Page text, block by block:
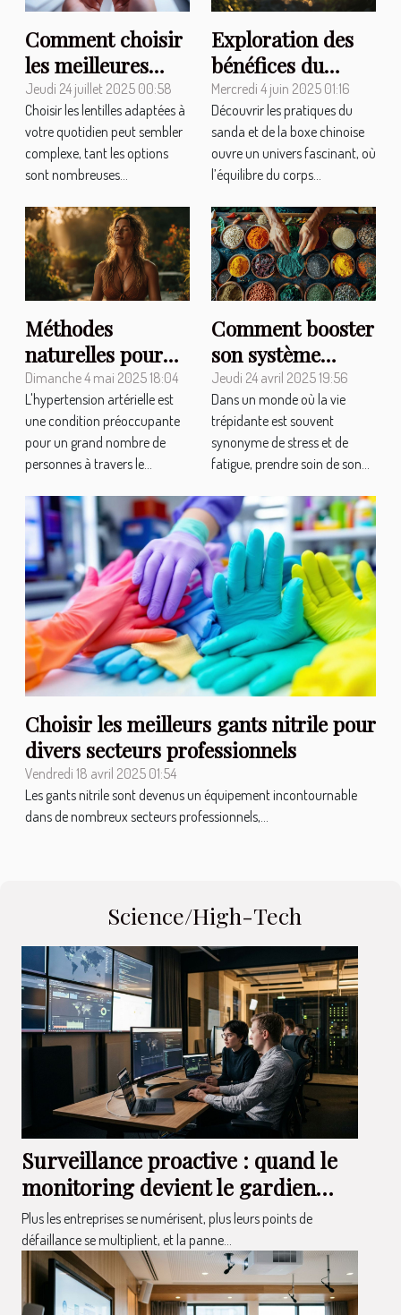
Comment choisir
les meilleures
lentilles adaptées
à votre quotidien
?
Jeudi 24 juillet 2025 00:58
Choisir les lentilles adaptées à
votre quotidien peut sembler
complexe, tant les options
sont nombreuses...
Exploration des
bénéfices du
sanda et de la
boxe chinoise
pour la santé
mentale
Mercredi 4 juin 2025 01:16
Découvrir les pratiques du
sanda et de la boxe chinoise
ouvre un univers fascinant, où
l’équilibre du corps...
Méthodes
naturelles pour
contrôler
l'hypertension
sans
médicaments
Dimanche 4 mai 2025 18:04
L'hypertension artérielle est
une condition préoccupante
pour un grand nombre de
personnes à travers le...
Comment booster
son système
immunitaire par
des méthodes
naturelles
Découverte des
routines
quotidiennes
Jeudi 24 avril 2025 19:56
Dans un monde où la vie
trépidante est souvent
synonyme de stress et de
fatigue, prendre soin de son...
Choisir les meilleurs gants nitrile pour
divers secteurs professionnels
Vendredi 18 avril 2025 01:54
Les gants nitrile sont devenus un équipement incontournable
dans de nombreux secteurs professionnels,...
Science/High-Tech
Surveillance proactive : quand le
monitoring devient le gardien
invisible des entreprises
Plus les entreprises se numérisent, plus leurs points de
défaillance se multiplient, et la panne...